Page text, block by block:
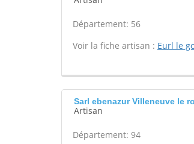
Département: 56
Voir la fiche artisan : Eurl le
Sarl ebenazur Villeneuve le
Artisan
Département: 94